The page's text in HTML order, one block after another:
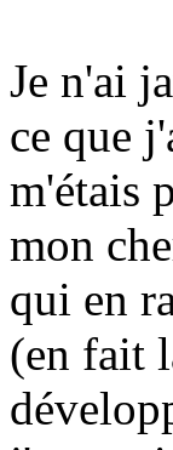
Je n'ai
ce que
m'étais
mon
qui en
(en fait